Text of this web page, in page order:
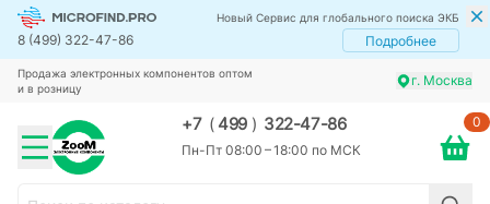
Новый Сервис для глобального поиска ЭКБ
8 (499) 322-47-86 Подробнее
Продажа электронных компонентов оптом
и в розницу
г. Москва
+7 (499 ) 322-47-86
Пн-Пт 08:00 – 18:00 по МСК
0